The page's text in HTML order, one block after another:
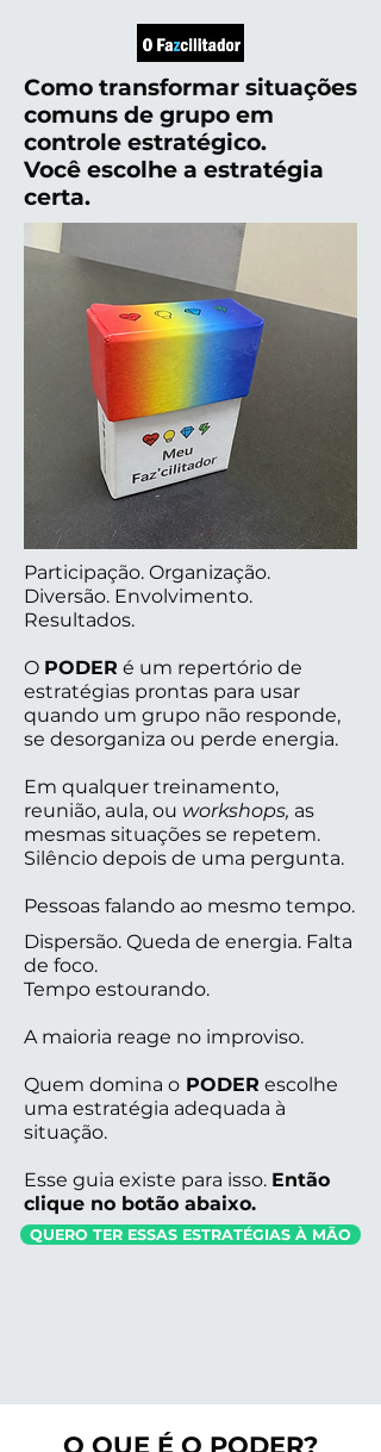
Como transformar situações
comuns de grupo em
controle estratégico.
Você escolhe a estratégia
certa.
Participação. Organização.
Diversão. Envolvimento.
Resultados.
O PODER é um repertório de
estratégias prontas para usar
quando um grupo não responde,
se desorganiza ou perde energia.
Em qualquer treinamento,
reunião, aula, ou workshops, as
mesmas situações se repetem.
Silêncio depois de uma pergunta.
Pessoas falando ao mesmo tempo.
Dispersão. Queda de energia. Falta
de foco.
Tempo estourando.
A maioria reage no improviso.
Quem domina o PODER escolhe
uma estratégia adequada à
situação.
Esse guia existe para isso. Então
clique no botão abaixo.
QUERO TER ESSAS ESTRATÉGIAS À MÃO
O QUE É O PODER?